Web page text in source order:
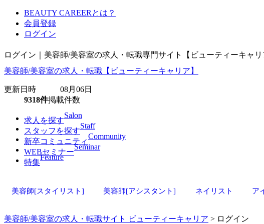
BEAUTY CAREERとは？
会員登録
ログイン
ログイン｜美容師/美容室の求人・転職専門サイト【ビューティーキャリ
美容師/美容室の求人・転職【ビューティーキャリア】
更新日時 08月06日
9318件掲載件数
求人を探す
Salon
スタッフを探す
Staff
新卒コミュニティ
Community
WEBセミナー
Seminar
特集
Feature
美容師[スタイリスト] 美容師[アシスタント] ネイリスト ア
美容師/美容室の求人・転職サイト ビューティーキャリア > ログイン